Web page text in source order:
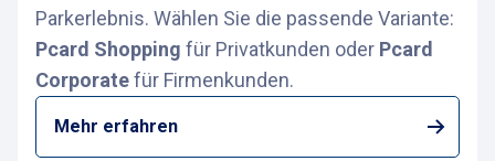
Parkerlebnis. Wählen Sie die passende Variante:
Pcard Shopping für Privatkunden oder Pcard
Corporatefür Firmenkunden.
Mehr erfahren